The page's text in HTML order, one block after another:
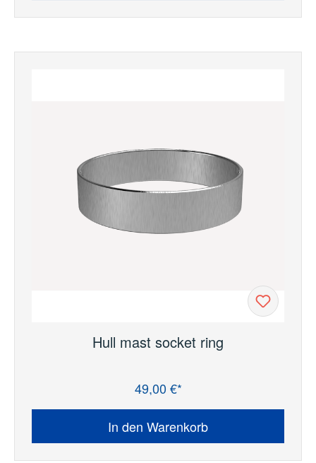
Hull mast socket ring
49,00 €*
In den Warenkorb